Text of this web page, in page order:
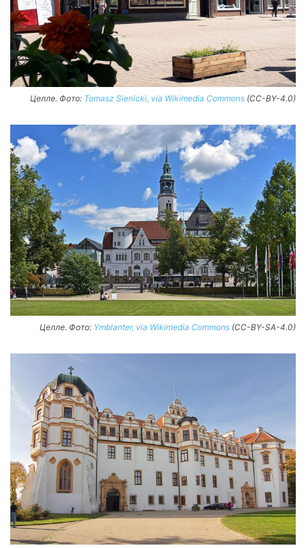
Целле. Фото: Tomasz Sienicki, via Wikimedia Commons (CC-BY-4.0)
Целле. Фото: Ymblanter, via Wikimedia Commons (CC-BY-SA-4.0)